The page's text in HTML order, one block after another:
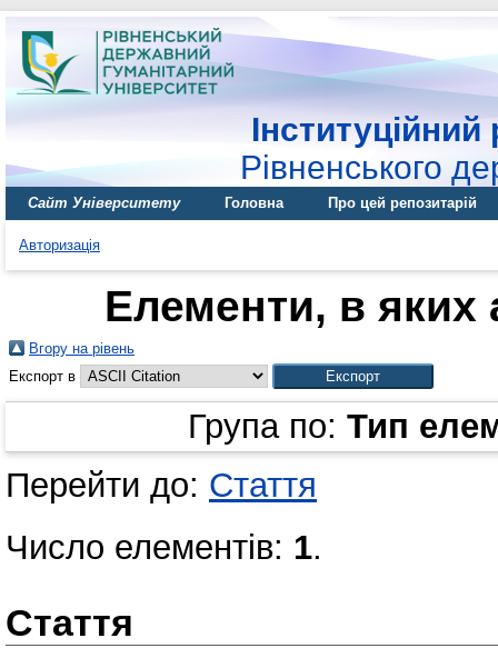
Інституційний
Рівненського
Сайт Університету Головна Про цей репозитарій
Авторизація
Елементи, в яких
Вгору на рівень
Експорт в
Група по: Тип
Перейти до: Стаття
Число елементів: 1.
Стаття